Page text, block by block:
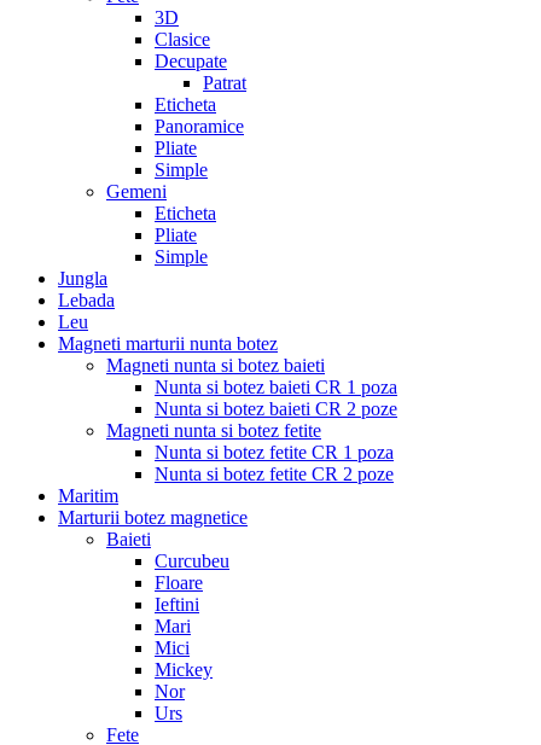
3D
Clasice
Decupate
Patrat
Eticheta
Panoramice
Pliate
Simple
Gemeni
Eticheta
Pliate
Simple
Jungla
Lebada
Leu
Magneti marturii nunta botez
Magneti nunta si botez baieti
Nunta si botez baieti CR 1 poza
Nunta si botez baieti CR 2 poze
Magneti nunta si botez fetite
Nunta si botez fetite CR 1 poza
Nunta si botez fetite CR 2 poze
Maritim
Marturii botez magnetice
Baieti
Curcubeu
Floare
Ieftini
Mari
Mici
Mickey
Nor
Urs
Fete